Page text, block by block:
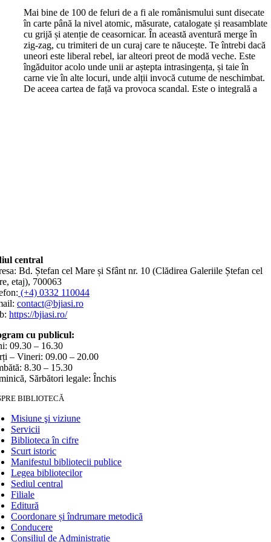
Mai bine de 100 de feluri de a fi ale românismului sunt disecate
în carte până la nivel atomic, măsurate, catalogate și reasamblate
cu grijă și atenție de ceasornicar. În această aventură merge în
zig-zag, cu trimiteri de un curaj care te năucește. Te întrebi dacă
uneori este liberal rebel, iar alteori preot de modă veche. Este
îngăduitor acolo unde unii ar aștepta intrasingența, și taie în
carne vie în alte locuri, unde alții invocă cutume de neschimbat.
De aceea cartea de față va provoca scandal. Este o integrală a
central
Bd. Ștefan cel Mare și Sfânt nr. 10 (Clădirea Galeriile Ștefan cel
etaj), 700063
(+4) 0332 110044
contact@bjiasi.ro
https://bjiasi.ro/
cu publicul:
09.30 – 16.30
– Vineri: 09.00 – 20.00
8.30 – 15.30
Sărbători legale: Închis
BIBLIOTECĂ
Misiune şi viziune
Servicii
Biblioteca în cifre
Scurt istoric
Manifestul bibliotecii publice
Legea bibliotecilor
Sediul central
Filiale
Editură
Coordonare și îndrumare metodică
Conducere
Consiliul de Administrație